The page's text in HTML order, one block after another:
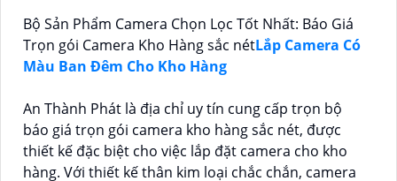
Bộ Sản Phẩm Camera Chọn Lọc Tốt Nhất: Báo Giá
Trọn gói Camera Kho Hàng sắc nétLắp Camera Có
Màu Ban Đêm Cho Kho Hàng
An Thành Phát là địa chỉ uy tín cung cấp trọn bộ
báo giá trọn gói camera kho hàng sắc nét, được
thiết kế đặc biệt cho việc lắp đặt camera cho kho
hàng. Với thiết kế thân kim loại chắc chắn, camera